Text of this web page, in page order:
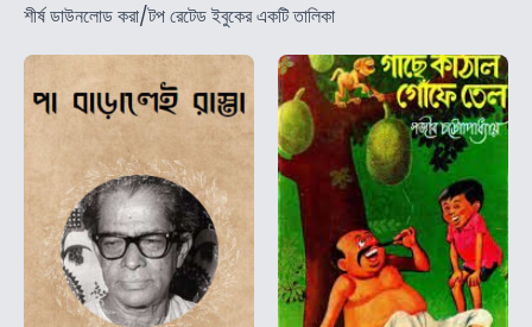
শীর্ষ ডাউনলোড করা/টপ রেটেড ইবুকের একটি তালিকা